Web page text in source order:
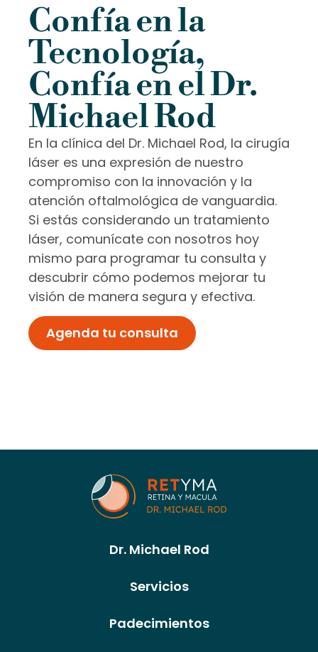
Confía en la
Tecnología,
Confía en el Dr.
Michael Rod
En la clínica del Dr. Michael Rod, la cirugía
láser es una expresión de nuestro
compromiso con la innovación y la
atención oftalmológica de vanguardia.
Si estás considerando un tratamiento
láser, comunícate con nosotros hoy
mismo para programar tu consulta y
descubrir cómo podemos mejorar tu
visión de manera segura y efectiva.
Agenda tu consulta
Dr. Michael Rod
Servicios
Padecimientos